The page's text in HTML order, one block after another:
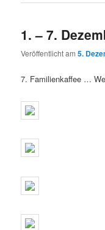
1. – 7.
Veröffentlicht am5.
7. Familienkaffee …